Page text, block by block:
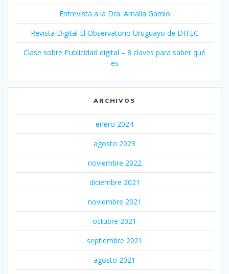
Entrevista a la Dra. Amalia Gamio
Revista Digital El Observatorio Uruguayo de DITEC
Clase sobre Publicidad digital – 8 claves para saber qué
es
ARCHIVOS
enero 2024
agosto 2023
noviembre 2022
diciembre 2021
noviembre 2021
octubre 2021
septiembre 2021
agosto 2021